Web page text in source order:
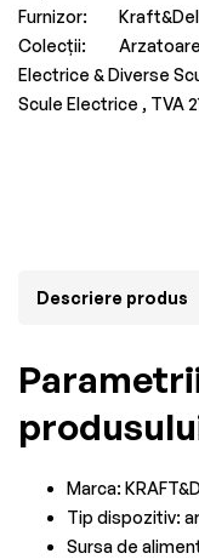
Furnizor:
Colecții:
Electrice & Diverse
Scule Electrice , TVA
Descriere produs
Marca:
Tip dispozitiv:
Sursa de